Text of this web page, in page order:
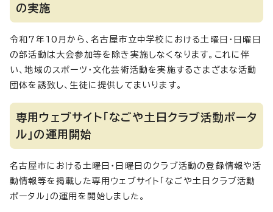
の実施
令和7年10月から、名古屋市立中学校における土曜日・日曜日
の部活動は大会参加等を除き実施しなくなります。これに伴
い、地域のスポーツ・文化芸術活動を実施するさまざまな活動
団体を誘致し、生徒に提供してまいります。
専用ウェブサイト「なごや土日クラブ活動ポータ
ル」の運用開始
名古屋市における土曜日・日曜日のクラブ活動の登録情報や活
動情報等を掲載した専用ウェブサイト「なごや土日クラブ活動
ポータル」の運用を開始しました。